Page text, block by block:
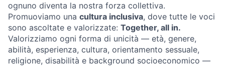
ognuno diventa la nostra forza collettiva.
Promuoviamo una cultura inclusiva, dove tutte le voci
sono ascoltate e valorizzate: Together, all in.
Valorizziamo ogni forma di unicità — età, genere,
abilità, esperienza, cultura, orientamento sessuale,
religione, disabilità e background socioeconomico —